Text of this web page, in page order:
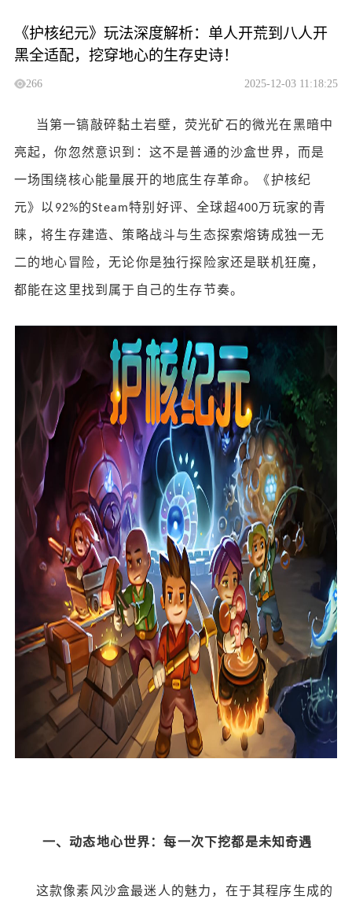
《护核纪元》玩法深度解析：单人开荒到八人开
黑全适配，挖穿地心的生存史诗！
266 2025-12-03 11:18:25
当第一镐敲碎黏土岩壁，荧光矿石的微光在黑暗中
亮起，你忽然意识到：这不是普通的沙盒世界，而是
一场围绕核心能量展开的地底生存革命。《护核纪
元》以 92%的Steam特别好评、全球超400万玩家的青
睐，将生存建造、策略战斗与生态探索熔铸成独一无
二的地心冒险，无论你是独行探险家还是联机狂魔，
都能在这里找到属于自己的生存节奏。
一、动态地心世界：每一次下挖都是未知奇遇
这款像素风沙盒最迷人的魅力，在于其程序生成的